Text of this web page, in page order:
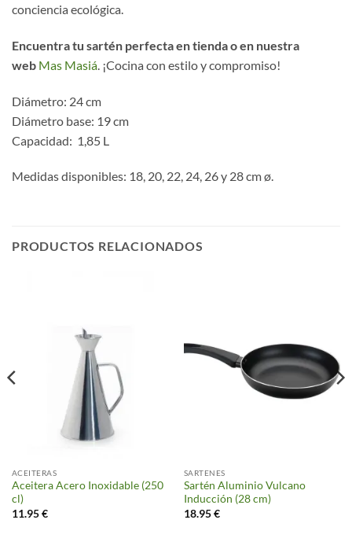
conciencia ecológica.
Encuentra tu sartén perfecta en tienda o en nuestra
web Mas Masiá . ¡Cocina con estilo y compromiso!
Diámetro: 24 cm
Diámetro base: 19 cm
Capacidad: 1,85 L
Medidas disponibles: 18, 20, 22, 24, 26 y 28 cm ø.
PRODUCTOS RELACIONADOS
ACEITERAS
Aceitera Acero Inoxidable (250
cl)
11.95€
SARTENES
Sartén Aluminio Vulcano
Inducción (28 cm)
18.95€